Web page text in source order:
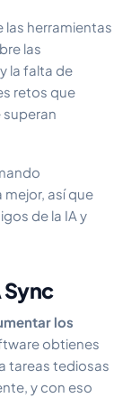
las herramientas
las
la falta de
retos que
superan
así que
de la IA y
Sync
los
obtienes
tareas tediosas
y con eso